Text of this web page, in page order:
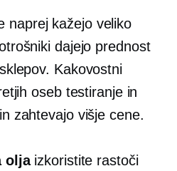
naprej kažejo veliko
dajejo prednost
Kakovostni
osebtestiranje in
zahtevajo višje cene.
oljaizkoristite rastoči